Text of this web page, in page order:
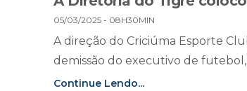
05/03/2025 - 08H30MIN
A direção do Criciúma Esporte
demissão do executivo de
Continue Lendo...